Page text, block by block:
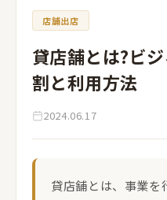
店舗出店
貸店舗とは?ビ
割と利用方法
2024.06.17
貸店舗とは、事業を